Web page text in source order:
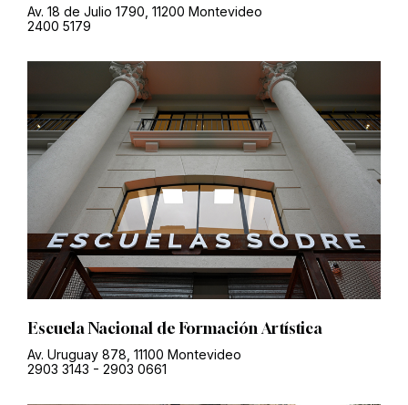
Av. 18 de Julio 1790, 11200 Montevideo
2400 5179
Escuela Nacional de Formación Artística
Av. Uruguay 878, 11100 Montevideo
2903 3143 - 2903 0661